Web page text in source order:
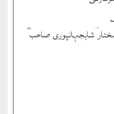
ؔشاہجہانپوری صاحب